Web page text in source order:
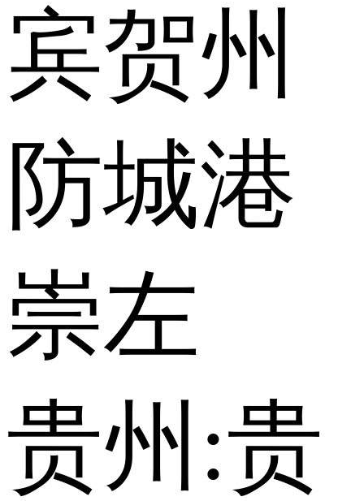
宾贺州
防城港
崇左
贵州:贵